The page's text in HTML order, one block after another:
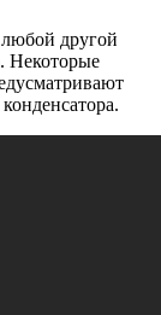
другой
Некоторые